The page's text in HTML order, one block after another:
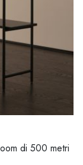
di 500 metri